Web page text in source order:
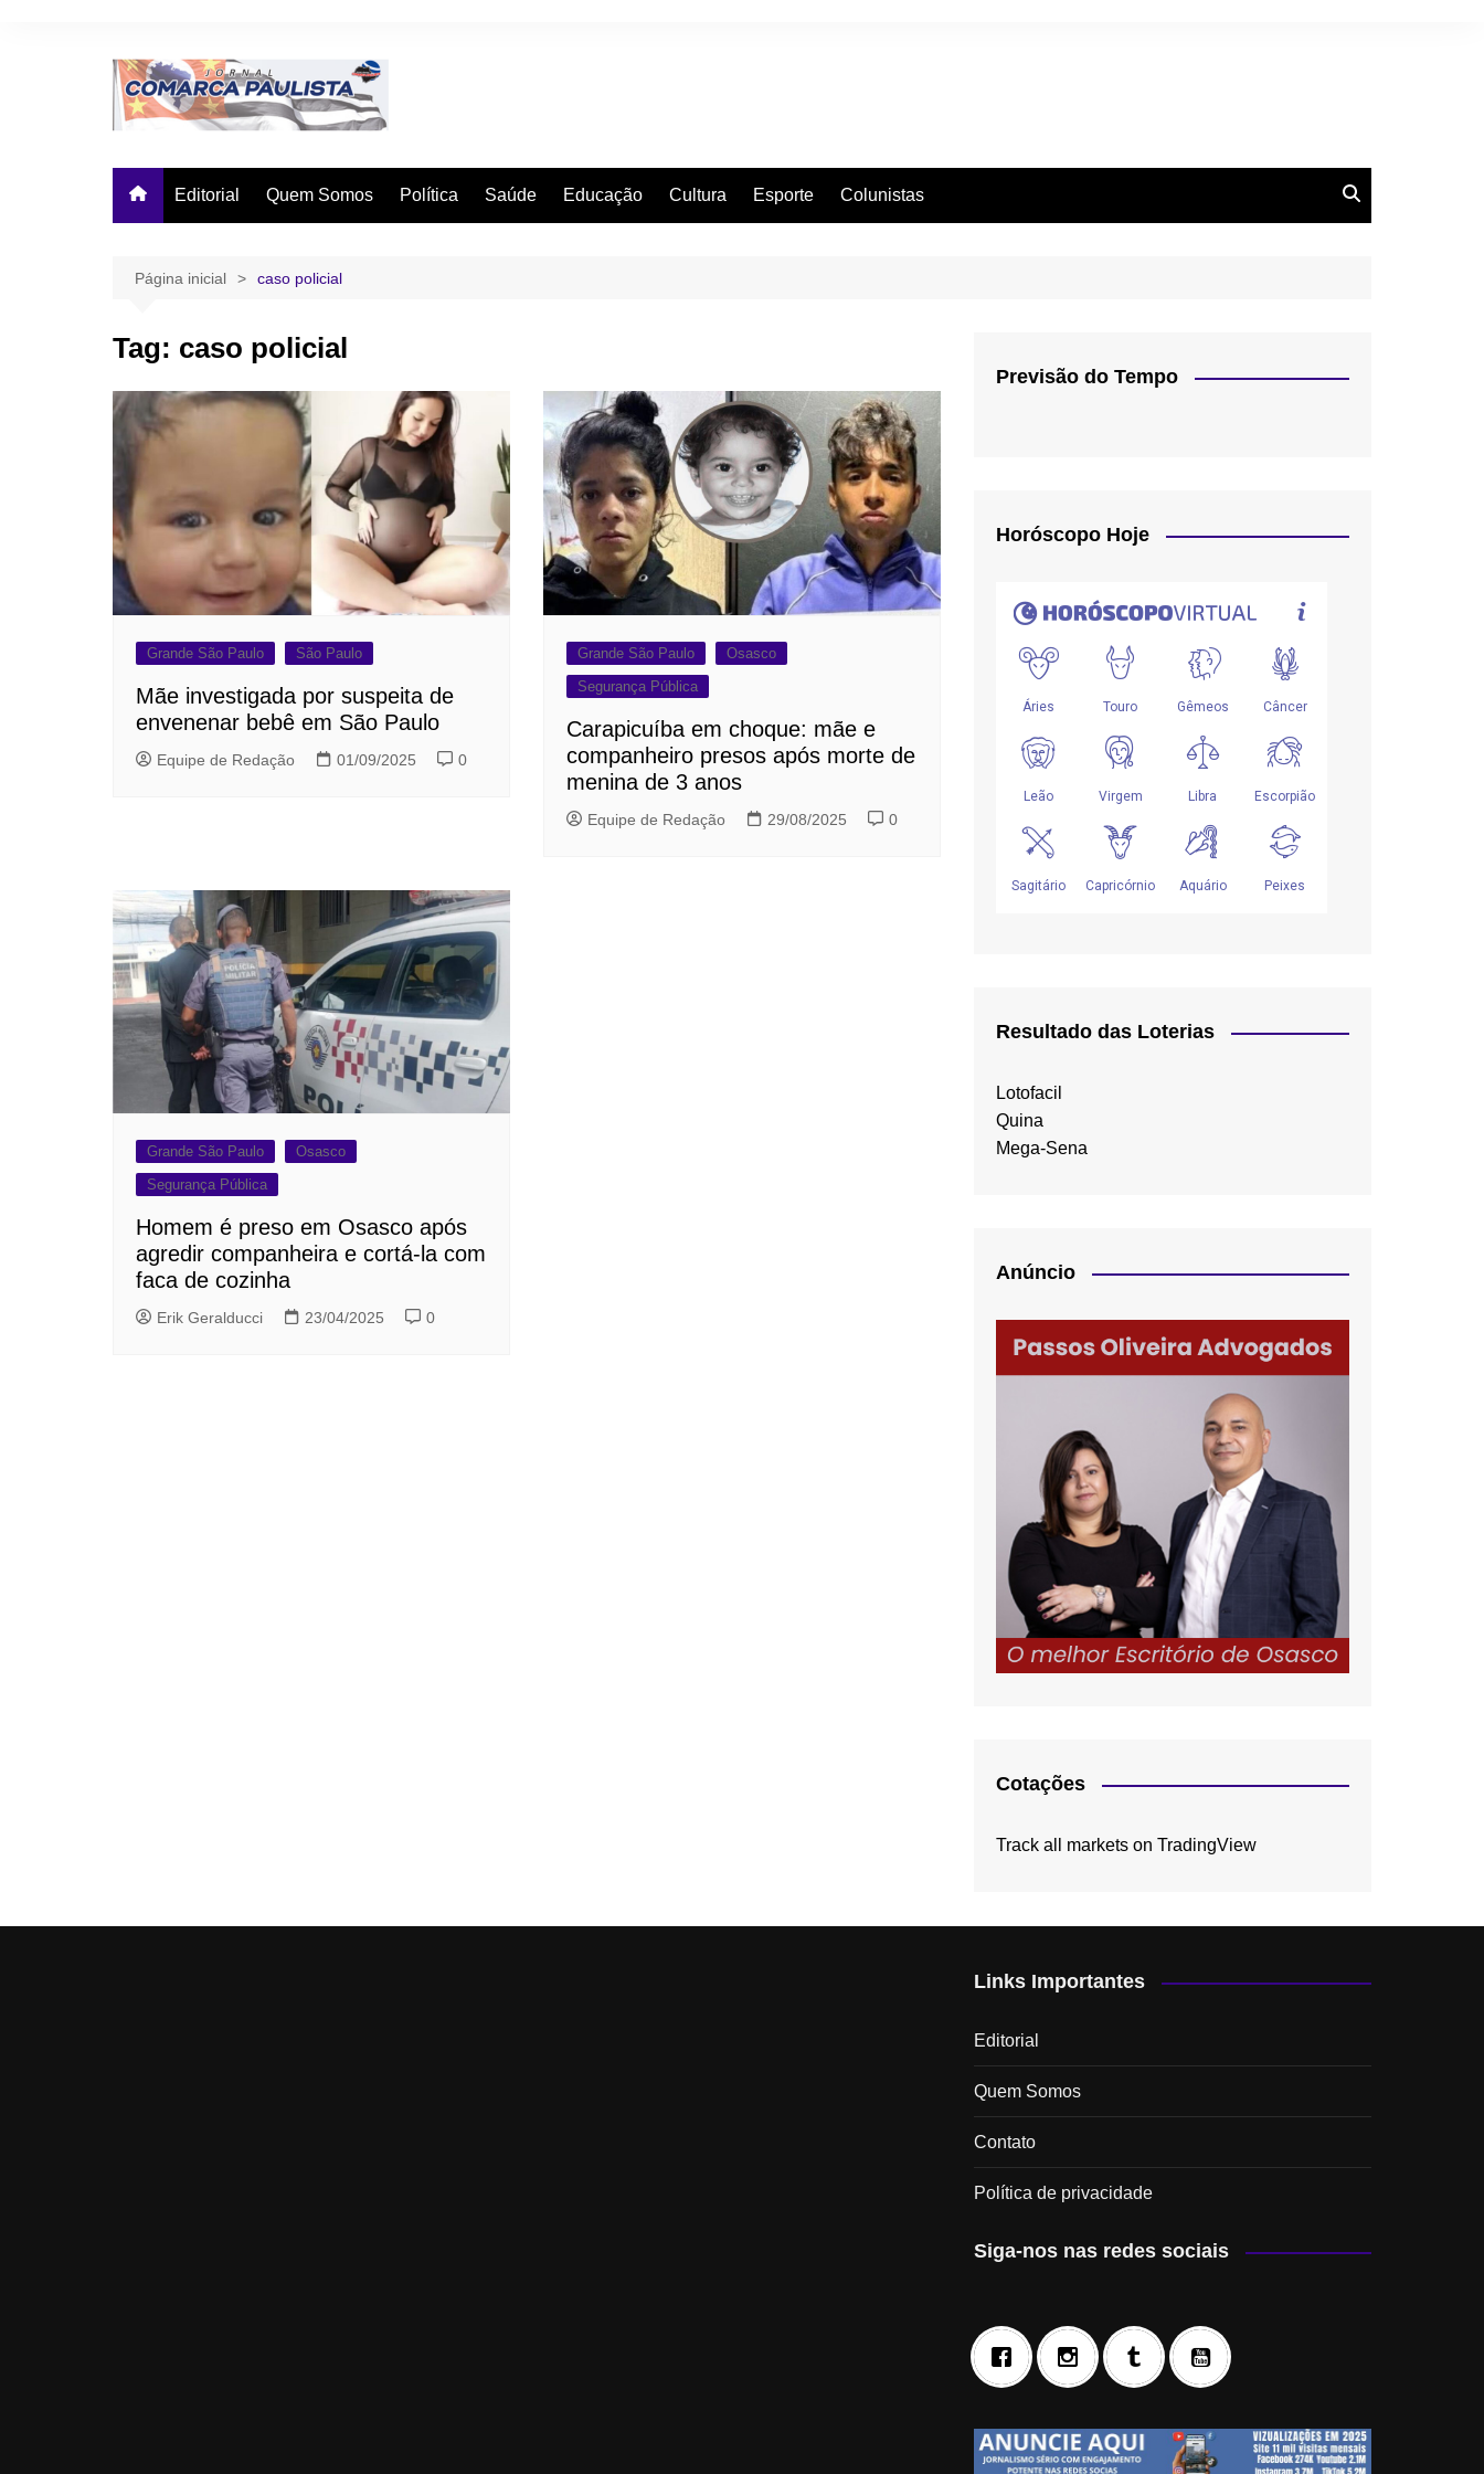
Editorial Quem Somos Política Saúde Educação Cultura Esporte Colunistas
Página inicial caso policial
Tag: caso policial
Grande São Paulo São Paulo
Mãe investigada por suspeita de
envenenar bebê em São Paulo
Equipe de Redação 01/09/2025 0
Grande São Paulo
Osasco
Segurança Pública
Carapicuíba em choque: mãe e
companheiro presos após morte de
menina de 3 anos
Equipe de Redação 29/08/2025 0
Grande São Paulo
Osasco
Segurança Pública
Homem é preso em Osasco após
agredir companheira e cortá-la com
faca de cozinha
Erik Geralducci 23/04/2025 0
Previsão do Tempo
Horóscopo Hoje
Resultado das Loterias
Lotofacil
Quina
Mega-Sena
Anúncio
Cotações
Track all markets on TradingView
Links Importantes
Editorial
Quem Somos
Contato
Política de privacidade
Siga-nos nas redes sociais